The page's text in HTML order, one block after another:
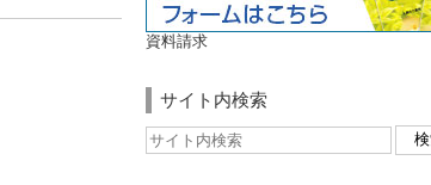
資料請求
サイト内検索